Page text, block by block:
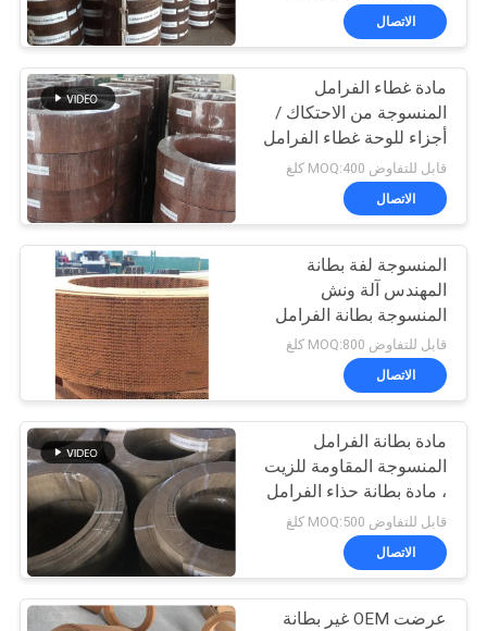
مراقبة
الجودة
اتصل
اطلب
اقتباس
خريطة
الموقع
PRIVACY
POLICY
الاتصال
مادة غطاء الفرامل
المنسوجة من الاحتكاك /
أجزاء للوحة غطاء الفرامل
للشاحنات الخفيفة
قابل للتفاوض MOQ:400 كلغ
الاتصال
المنسوجة لفة بطانة
المهندس آلة ونش
المنسوجة بطانة الفرامل
الفرقة المواد
قابل للتفاوض MOQ:800 كلغ
الاتصال
مادة بطانة الفرامل
المنسوجة المقاومة للزيت
، مادة بطانة حذاء الفرامل
قابل للتفاوض MOQ:500 كلغ
الاتصال
عرضت OEM غير بطانة